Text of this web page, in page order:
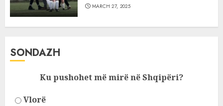
MARCH 27, 2025
SONDAZH
Ku pushohet më mirë në Shqipëri?
Vlorë